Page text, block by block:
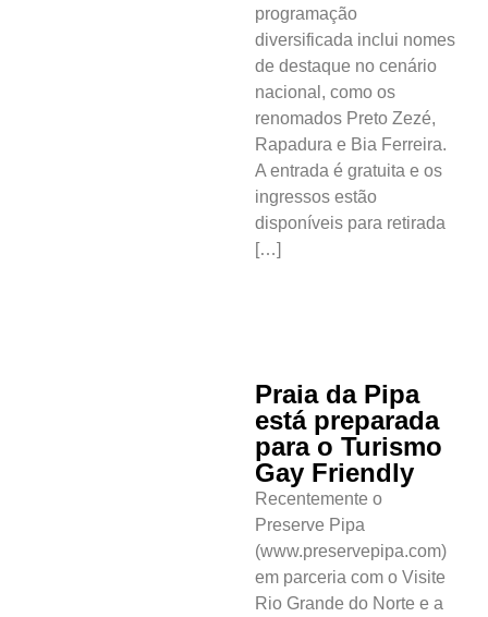
programação
diversificada inclui nomes
de destaque no cenário
nacional, como os
renomados Preto Zezé,
Rapadura e Bia Ferreira.
A entrada é gratuita e os
ingressos estão
disponíveis para retirada
[…]
Praia da Pipa
está preparada
para o Turismo
Gay Friendly
Recentemente o
Preserve Pipa
(www.preservepipa.com)
em parceria com o Visite
Rio Grande do Norte e a